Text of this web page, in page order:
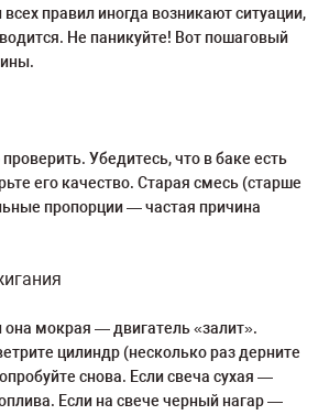
правил иногда возникают ситуации,
Не паникуйте! Вот пошаговый
Убедитесь, что в баке есть
его качество. Старая смесь (старше
пропорции — частая причина
она мокрая — двигатель «залит».
цилиндр (несколько раз дерните
снова. Если свеча сухая —
Если на свече черный нагар —